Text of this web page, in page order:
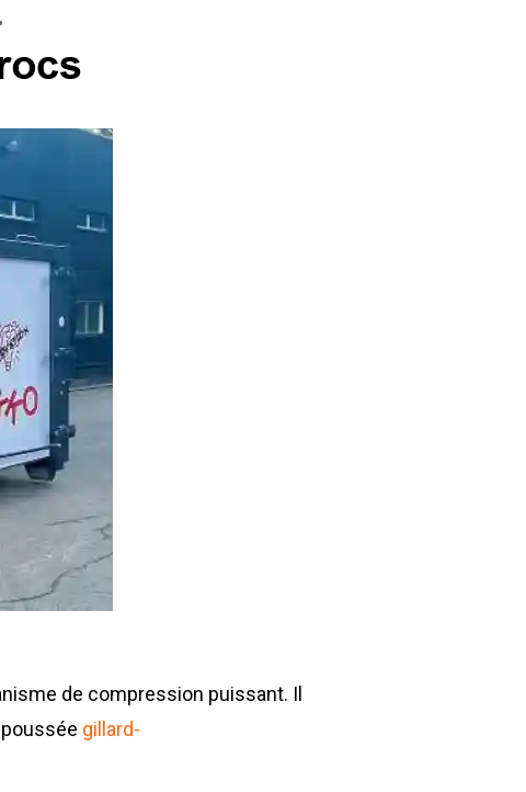
de compression puissant. Il
gillard-